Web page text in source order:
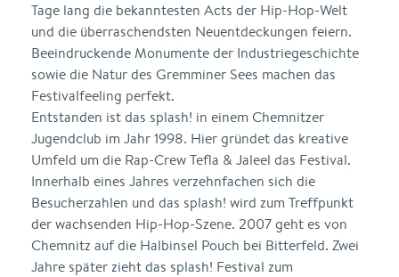
Tage lang die bekanntesten Acts der Hip-Hop-Welt
und die überraschendsten Neuentdeckungen feiern.
Beeindruckende Monumente der Industriegeschichte
sowie die Natur des Gremminer Sees machen das
Festivalfeeling perfekt.
Entstanden ist das splash! in einem Chemnitzer
Jugendclub im Jahr 1998. Hier gründet das kreative
Umfeld um die Rap-Crew Tefla & Jaleel das Festival.
Innerhalb eines Jahres verzehnfachen sich die
Besucherzahlen und das splash! wird zum Treffpunkt
der wachsenden Hip-Hop-Szene. 2007 geht es von
Chemnitz auf die Halbinsel Pouch bei Bitterfeld. Zwei
Jahre später zieht das splash! Festival zum